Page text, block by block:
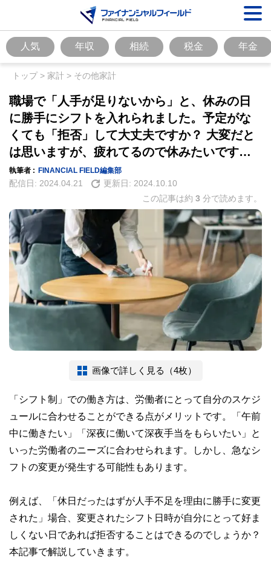
人気 年収 相続 税金 年金
トップ> 家計 > その他家計
職場で「人手が足りないから」と、休みの日
に勝手にシフトを入れられました。予定がな
くても「拒否」して大丈夫ですか？ 大変だと
は思いますが、疲れてるので休みたいです…
執筆者 : FINANCIAL FIELD編集部
配信日: 2024.04.21 更新日: 2024.10.10
この記事は約 3 分で読めます。
画像で詳しく見る（4枚）
「シフト制」での働き方は、労働者にとって自分のスケジ
ュールに合わせることができる点がメリットです。「午前
中に働きたい」「深夜に働いて深夜手当をもらいたい」と
いった労働者のニーズに合わせられます。しかし、急なシ
フトの変更が発生する可能性もあります。
例えば、「休日だったはずが人手不足を理由に勝手に変更
された」場合、変更されたシフト日時が自分にとって好ま
しくない日であれば拒否することはできるのでしょうか？
本記事で解説していきます。